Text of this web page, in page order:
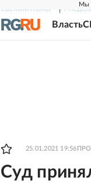
Мы
СВЕЖИЙ НОМЕР РГ-
Власть
25.01.2021 19:56
Суд